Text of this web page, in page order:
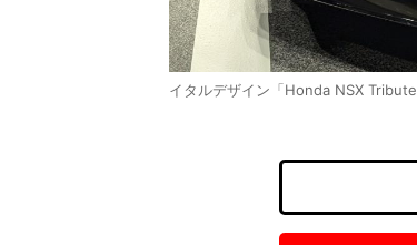
イタルデザイン「Honda NSX